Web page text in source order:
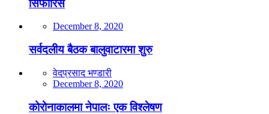
सिफारिस
December 8, 2020
सर्वदलीय बैठक बालुवाटारमा शुरु
वेदप्रसाद भण्डारी
December 8, 2020
कोरोनाकालमा नेपालः एक विश्लेषण